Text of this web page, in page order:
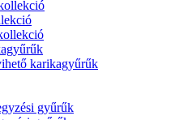
karikagyűrűk
gyűrűk